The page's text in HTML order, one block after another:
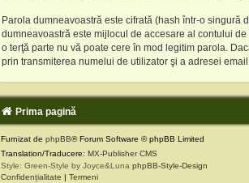
Parola dumneavoastră este cifrată (hash într-o singură
dumneavoastră este mijlocul de accesare al contului
o terţă parte nu vă poate cere în mod legitim parola.
prin transmiterea numelui de utilizator şi a adresei
Prima pagină
Furnizat de phpBB® Forum Software © phpBB Limited
Translation/Traducere: MX-Publisher CMS
Style: Green-Style by Joyce&Luna phpBB-Style-Design
Confidențialitate
Termeni